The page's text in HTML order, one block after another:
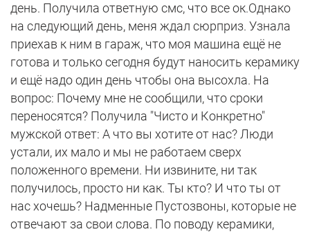
день. Получила ответную смс, что все ок.Однако
на следующий день, меня ждал сюрприз. Узнала
приехав к ним в гараж, что моя машина ещё не
готова и только сегодня будут наносить керамику
и ещё надо один день чтобы она высохла. На
вопрос: Почему мне не сообщили, что сроки
переносятся? Получила "Чисто и Конкретно"
мужской ответ: А что вы хотите от нас? Люди
устали, их мало и мы не работаем сверх
положенного времени. Ни извините, ни так
получилось, просто ни как. Ты кто? И что ты от
нас хочешь? Надменные Пустозвоны, которые не
отвечают за свои слова. По поводу керамики,